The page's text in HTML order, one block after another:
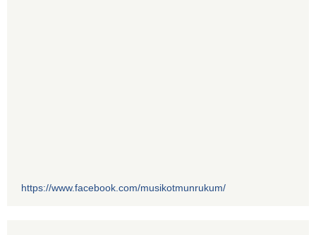
https://www.facebook.com/musikotmunrukum/